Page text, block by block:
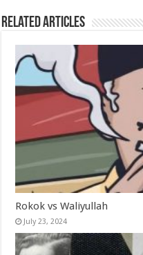
Related Articles
Rokok vs Waliyullah
July 23, 2024